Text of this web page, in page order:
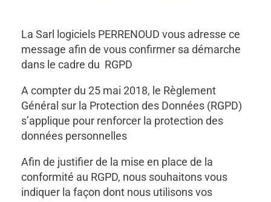
La Sarl logiciels PERRENOUD vous adresse ce
message afin de vous confirmer sa démarche
dans le cadre du RGPD
A compter du 25 mai 2018, le Règlement
Général sur la Protection des Données (RGPD)
s’applique pour renforcer la protection des
données personnelles
Afin de justifier de la mise en place de la
conformité au RGPD, nous souhaitons vous
indiquer la façon dont nous utilisons vos